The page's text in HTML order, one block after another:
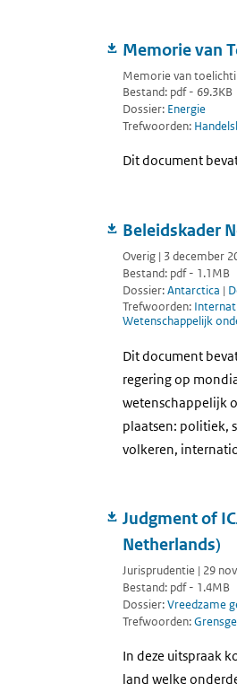
Memorie van
Memorie van
Bestand: pdf - 69.3KB
Dossier: Energie
Trefwoorden:
Dit document
Beleidskader
Overig | 3 december
Bestand: pdf - 1.1MB
Dossier:Antarctica |
Trefwoorden:
Wetenschappelijk
Dit document
regering op
wetenschappelijk
plaatsen: politiek,
volkeren,
Judgment of
Netherlands)
Jurisprudentie | 29
Bestand: pdf - 1.4MB
Dossier:Vreedzame
Trefwoorden:
In deze uitspraak
land welke